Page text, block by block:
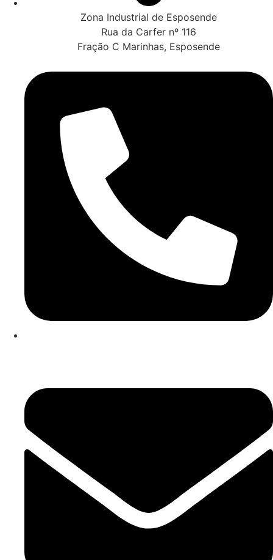
Zona Industrial de Esposende
Rua da Carfer nº 116
Fração C Marinhas, Esposende